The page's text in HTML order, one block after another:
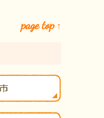
page top↑